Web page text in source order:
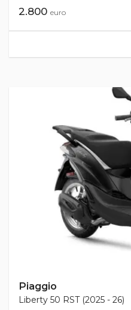
2.800 euro
Piaggio
Liberty 50 RST (2025 - 26)